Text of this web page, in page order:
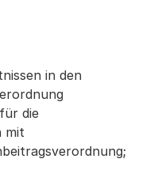
Geschäft
in den
die
mit